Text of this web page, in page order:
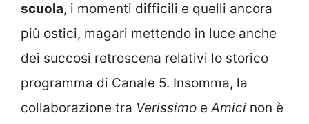
scuola, i momenti difficili e quelli ancora
più ostici, magari mettendo in luce anche
dei succosi retroscena relativi lo storico
programma di Canale 5. Insomma, la
collaborazione tra Verissimo e Amici non è